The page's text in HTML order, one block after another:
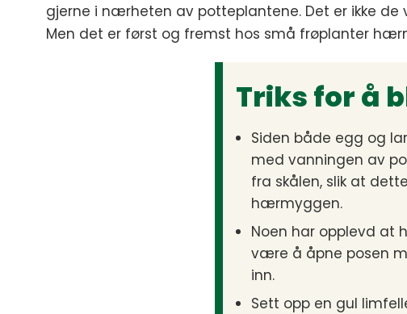
gjerne i nærheten av potteplantene. Det er ikke de
Men det er først og fremst hos små frøplanter
Triks for å
Siden både egg og
med vanningen av
fra skålen, slik at
hærmyggen.
Noen har opplevd at
være å åpne posen
inn.
Sett opp en gul